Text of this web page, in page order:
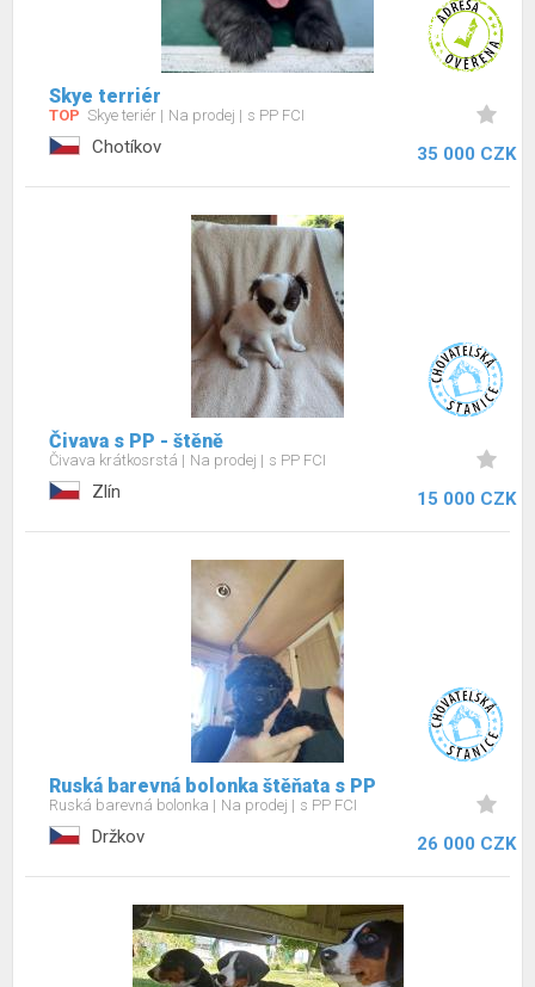
Skye terriér
TOP Skye teriér Na prodej s PP FCI
Chotíkov 35 000 CZK
Čivava s PP - štěně
Čivava krátkosrstá Na prodej s PP FCI
Zlín 15 000 CZK
Ruská barevná bolonka štěňata s PP
Ruská barevná bolonka Na prodej s PP FCI
Držkov 26 000 CZK